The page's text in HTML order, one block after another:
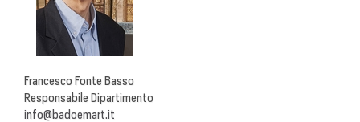
Francesco Fonte Basso
Responsabile Dipartimento
info@badoemart.it